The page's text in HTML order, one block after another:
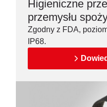
Higieniczne
przemysłu
Zgodny z FDA,
IP68.